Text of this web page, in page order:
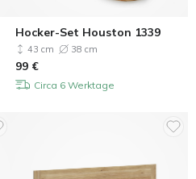
Hocker-Set Houston 1339
43 cm 38 cm
99 €
Circa 6 Werktage